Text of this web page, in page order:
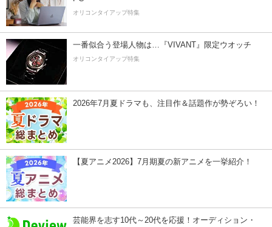
オリコンタイアップ特集
一番似合う登場人物は…『VIVANT』限定ウオッチ
オリコンタイアップ特集
2026年7月夏ドラマも、注目作＆話題作が勢ぞろい！
【夏アニメ2026】7月期夏の新アニメを一挙紹介！
芸能界を志す10代～20代を応援！オーディション・